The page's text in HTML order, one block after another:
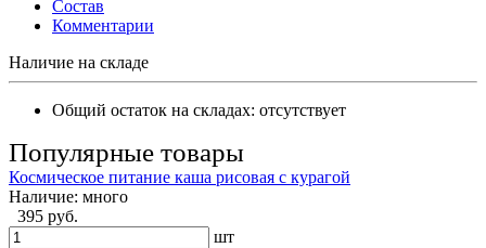
Состав
Комментарии
Наличие на складе
Общий остаток на складах: отсутствует
Популярные товары
Космическое питание каша рисовая с курагой
Наличие: много
395 руб.
шт